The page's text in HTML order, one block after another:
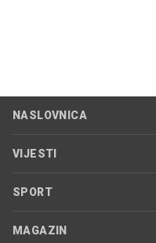
NASLOVNICA
VIJESTI
SPORT
MAGAZIN